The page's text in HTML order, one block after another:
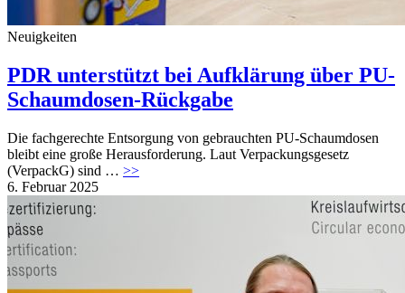
Neuigkeiten
PDR unterstützt bei Aufklärung über PU-
Schaumdosen-Rückgabe
Die fachgerechte Entsorgung von gebrauchten PU-Schaumdosen
bleibt eine große Herausforderung. Laut Verpackungsgesetz
(VerpackG) sind … >>
6. Februar 2025